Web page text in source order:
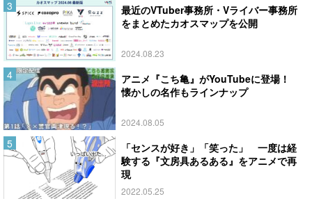
最近のVTuber事務所・Vライバー事務所
をまとめたカオスマップを公開
2024.08.23
アニメ『こち亀』がYouTubeに登場！
懐かしの名作もラインナップ
2024.08.05
「センスが好き」「笑った」 一度は経
験する『文房具あるある』をアニメで再
現
2022.05.25